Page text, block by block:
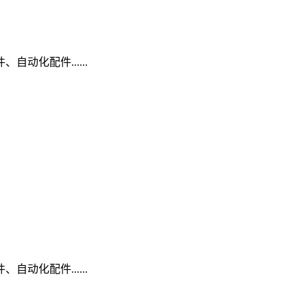
自动化配件......
自动化配件......